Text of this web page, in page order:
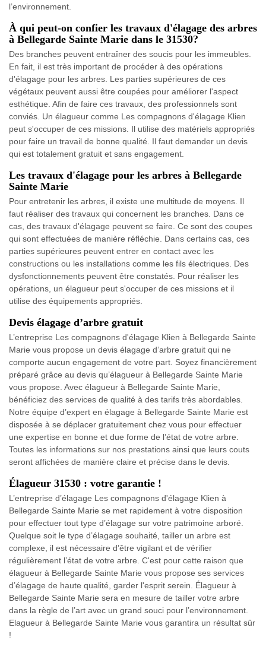
l’environnement.
À qui peut-on confier les travaux d'élagage des arbres
à Bellegarde Sainte Marie dans le 31530?
Des branches peuvent entraîner des soucis pour les immeubles.
En fait, il est très important de procéder à des opérations
d'élagage pour les arbres. Les parties supérieures de ces
végétaux peuvent aussi être coupées pour améliorer l'aspect
esthétique. Afin de faire ces travaux, des professionnels sont
conviés. Un élagueur comme Les compagnons d'élagage Klien
peut s'occuper de ces missions. Il utilise des matériels appropriés
pour faire un travail de bonne qualité. Il faut demander un devis
qui est totalement gratuit et sans engagement.
Les travaux d'élagage pour les arbres à Bellegarde
Sainte Marie
Pour entretenir les arbres, il existe une multitude de moyens. Il
faut réaliser des travaux qui concernent les branches. Dans ce
cas, des travaux d'élagage peuvent se faire. Ce sont des coupes
qui sont effectuées de manière réfléchie. Dans certains cas, ces
parties supérieures peuvent entrer en contact avec les
constructions ou les installations comme les fils électriques. Des
dysfonctionnements peuvent être constatés. Pour réaliser les
opérations, un élagueur peut s'occuper de ces missions et il
utilise des équipements appropriés.
Devis élagage d’arbre gratuit
L’entreprise Les compagnons d'élagage Klien à Bellegarde Sainte
Marie vous propose un devis élagage d’arbre gratuit qui ne
comporte aucun engagement de votre part. Soyez financièrement
préparé grâce au devis qu’élagueur à Bellegarde Sainte Marie
vous propose. Avec élagueur à Bellegarde Sainte Marie,
bénéficiez des services de qualité à des tarifs très abordables.
Notre équipe d’expert en élagage à Bellegarde Sainte Marie est
disposée à se déplacer gratuitement chez vous pour effectuer
une expertise en bonne et due forme de l’état de votre arbre.
Toutes les informations sur nos prestations ainsi que leurs couts
seront affichées de manière claire et précise dans le devis.
Élagueur 31530 : votre garantie !
L’entreprise d’élagage Les compagnons d'élagage Klien à
Bellegarde Sainte Marie se met rapidement à votre disposition
pour effectuer tout type d’élagage sur votre patrimoine arboré.
Quelque soit le type d’élagage souhaité, tailler un arbre est
complexe, il est nécessaire d’être vigilant et de vérifier
régulièrement l’état de votre arbre. C'est pour cette raison que
élagueur à Bellegarde Sainte Marie vous propose ses services
d’élagage de haute qualité, garder l'esprit serein. Élagueur à
Bellegarde Sainte Marie sera en mesure de tailler votre arbre
dans la règle de l’art avec un grand souci pour l’environnement.
Elagueur à Bellegarde Sainte Marie vous garantira un résultat sûr
!